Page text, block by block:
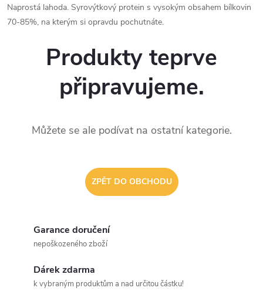
Naprostá lahoda. Syrovýtkový protein s vysokým obsahem bílkovin
70-85%, na kterým si opravdu pochutnáte.
Produkty teprve
připravujeme.
Můžete se ale podívat na ostatní kategorie.
ZPĚT DO OBCHODU
Garance doručení
nepoškozeného zboží
Dárek zdarma
k vybraným produktům a nad určitou částku!